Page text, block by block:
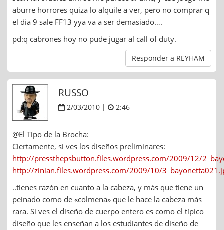
aburre horrores quiza lo alquile a ver, pero no comprar q
el dia 9 sale FF13 yya va a ser demasiado….
pd:q cabrones hoy no pude jugar al call of duty.
Responder a REYHAM
RUSSO
2/03/2010 | 2:46
@El Tipo de la Brocha:
Ciertamente, si ves los diseños preliminares:
http://pressthepsbutton.files.wordpress.com/2009/12/
http://zinian.files.wordpress.com/2009/10/
..tienes razón en cuanto a la cabeza, y más que tiene un
peinado como de «colmena» que le hace la cabeza más
rara. Si ves el diseño de cuerpo entero es como el típico
diseño que les enseñan a los estudiantes de diseño de